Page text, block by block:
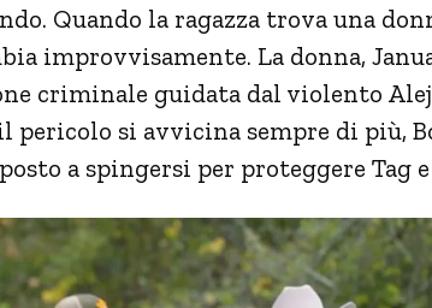
Quando la ragazza trova una
improvvisamente. La donna,
criminale guidata dal violento
pericolo si avvicina sempre di più,
a spingersi per proteggere Tag